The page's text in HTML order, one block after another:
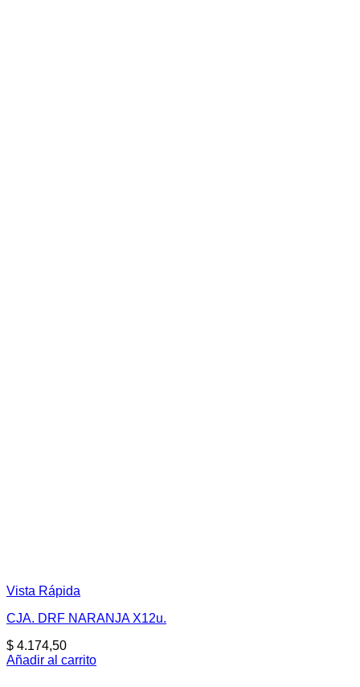
Vista Rápida
CJA. DRF NARANJA X12u.
$ 4.174,50
Añadir al carrito